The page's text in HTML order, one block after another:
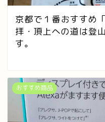
京都で１番おすすめ
拝・頂上への道は登
す。
おすすめ商品